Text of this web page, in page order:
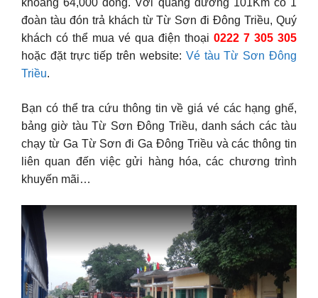
khoảng 64,000 đồng. Với quảng đường 101Km có 1
đoàn tàu đón trả khách từ Từ Sơn đi Ðông Triều, Quý
khách có thể mua vé qua điện thoại 0222 7 305 305
hoặc đặt trực tiếp trên website: Vé tàu Từ Sơn Ðông
Triều.
Bạn có thể tra cứu thông tin về giá vé các hạng ghế,
bảng giờ tàu Từ Sơn Ðông Triều, danh sách các tàu
chạy từ Ga Từ Sơn đi Ga Ðông Triều và các thông tin
liên quan đến việc gửi hàng hóa, các chương trình
khuyến mãi…